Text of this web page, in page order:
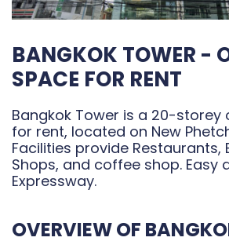
BANGKOK TOWER -
SPACE FOR RENT
Bangkok Tower is a 20-storey
for rent, located on New
Facilities provide Restaurants,
Shops, and coffee shop. Easy
Expressway.
OVERVIEW OF